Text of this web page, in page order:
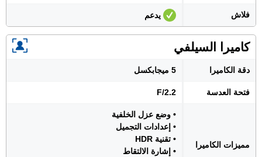
فلاش يدعم
كاميرا السيلفي
دقة الكاميرا 5 ميجابكسل
فتحة العدسة F/2.2
مميزات الكاميرا
• وضع عزل الخلفية
• إعدادات التجميل
• تقنية HDR
• إشارة الالتقاط